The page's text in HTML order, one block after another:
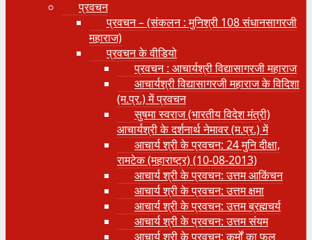
प्रवचन
प्रवचन – (संकलन : मुनिश्री 108 संधानसागरजी
महाराज)
प्रवचन के वीडियो
प्रवचन : आचार्यश्री ‍विद्यासागरजी महाराज
आचार्यश्री विद्यासागरजी महाराज के विदिशा
(म.प्र.) में प्रवचन
सुषमा स्वराज (भारतीय विदेश मंत्री)
आचार्यश्री के दर्शनार्थ नेमावर (म.प्र.) में
आचार्य श्री के प्रवचन: 24 मुनि दीक्षा,
रामटेक (महाराष्ट्र) (10-08-2013)
आचार्य श्री के प्रवचन: उत्तम आकिंचन
आचार्य श्री के प्रवचन: उत्तम क्षमा
आचार्य श्री के प्रवचन: उत्तम ब्रह्मचर्य
आचार्य श्री के प्रवचन: उत्तम संयम
आचार्य श्री के प्रवचन: कर्मों का फल